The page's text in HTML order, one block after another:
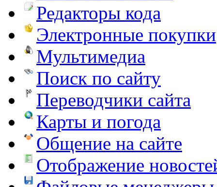
Редакторы кода
Электронные покупки
Мультимедиа
Поиск по сайту
Переводчики сайта
Карты и погода
Общение на сайте
Отображение